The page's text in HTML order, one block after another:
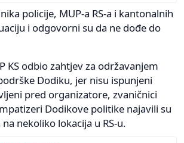
policije, MUP-a RS-a i kantonalnih
i odgovorni su da ne dođe do
KS odbio zahtjev za održavanjem
Dodiku, jer nisu ispunjeni
pred organizatore, zvaničnici
Dodikove politike najavili su
nekoliko lokacija u RS-u.